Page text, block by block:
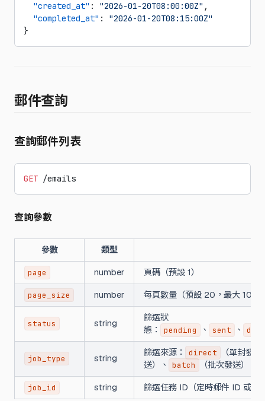
  "created_at"
: "2026-01-20T08:00:00Z" ,
  "completed_at"
: "2026-01-20T08:15:00Z"
}
郵件查詢
查詢郵件列表
GET /emails
查詢參數
參數 類型
page number 頁碼（預設 1）
page_size number 每頁數量（預設 20，最大 100
status string
篩選狀
態：
pending 、 sent 、
job_type string
篩選來源： direct
（單封發
送）、
batch （批次發送）
job_id string 篩選任務 ID（定時郵件 ID 或批